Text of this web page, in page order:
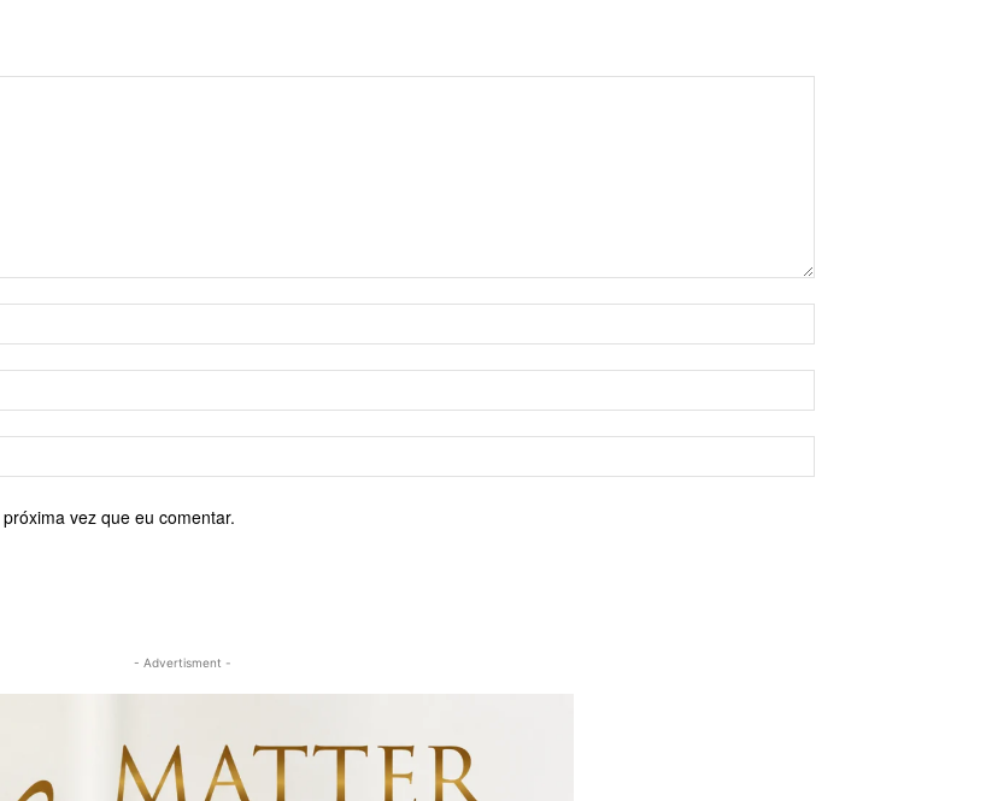
mail:*
vez que eu comentar.
- Advertisment -